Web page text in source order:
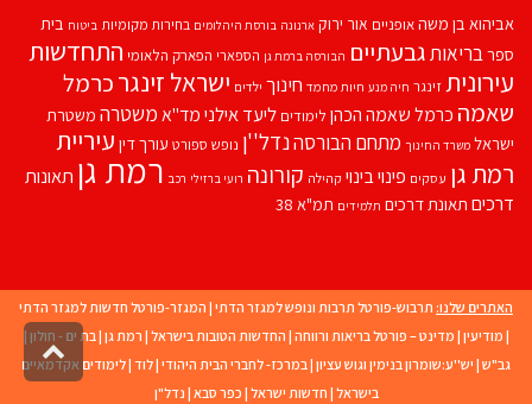
אביהוא בן משהאופניים אור ירוק ארנונה בורסת היהלומים בחירות מקומיות ביטוח בית
ספרבריאותגבעתיים הבורסה ברמת גן הספארי הפארק הלאומי התחדשות
עירוניתזינגר חיה מנע חיות מחמד חינוך ילדים ישראל זינגרכרמל
שאמה כרמל שאמה הכהן לימודים ליעד אילנימד''אמשטרה משטרת
ישראל משרד החינוך מתחם הבורסהנדל''ן נופש ספורט עורך דין עיריית
רמת גן עסקים פינוי בינוי קהילה קורונה רועי ברזילי רכב רמת גן תאונות
דרכים תאונת דרכים תלמידים תמ"א 38
האתרים שלנו: תרבוש-פורטל תרבות ונופש למגזר הדתי | המגזר-פורטל חדשות למגזר הדתי
| מודיעין | מדינט – פורטל בריאות ורווחה | החדשות הטובות בישראל | רמת גן |בת ים - חולון |
גב"ש | יש''ע:שומרון בנימין וגוש עציון |במרכז- לחברי הבית היהודי |לוד |לימודים אקדמאיים
בישראל | חדשות ישראל | כפר סבא | נדל"ן